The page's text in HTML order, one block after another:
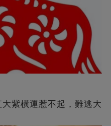
紫橫運惹不起，難逃大